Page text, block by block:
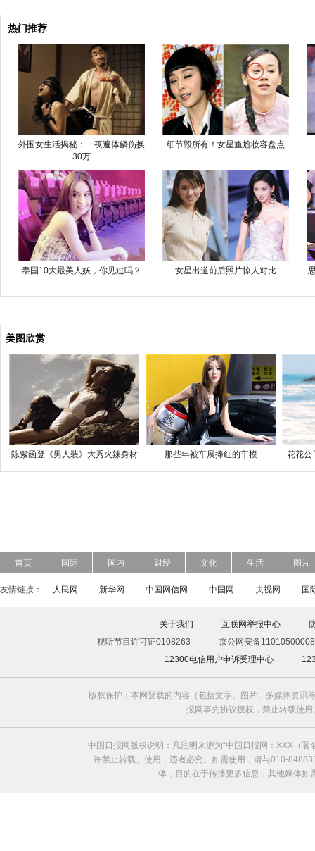
热门推荐
外围女生活揭秘：一夜遍体鳞伤换
30万
细节毁所有！女星尴尬妆容盘点
泰国10大最美人妖，你见过吗？ 女星出道前后照片惊人对比
美图欣赏
陈紫函登《男人装》大秀火辣身材 那些年被车展捧红的车模 花花公
首页 国际 国内 财经 文化 生活 图片
友情链接： 人民网 新华网 中国网信网 中国网 央视网 国
关于我们 互联网举报中心
视听节目许可证0108263
京公网安备
12300电信用户申诉受理中心
版权保护：本网登载的内容（包括文字、图片、多媒体资
报网事先协议授权，禁止转载使
中国日报网版权说明：凡注明来源为“中国日报网：XXX（
许禁止转载、使用，违者必究。如需使用，请与010-
体，目的在于传播更多信息，其他媒体